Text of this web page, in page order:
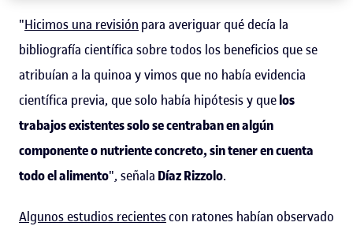
"Hicimos una revisión para averiguar qué decía la
bibliografía científica sobre todos los beneficios que se
atribuían a la quinoa y vimos que no había evidencia
científica previa, que solo había hipótesis y quelos
trabajos existentes solo se centraban en algún
componente o nutriente concreto, sin tener en cuenta
todo el alimento", señala Díaz Rizzolo.
Algunos estudios recientescon ratones habían observado